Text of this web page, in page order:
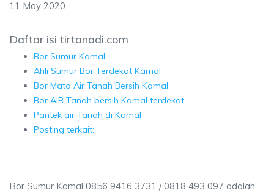
11 May 2020
Daftar isi tirtanadi.com
Bor Sumur Kamal
Ahli Sumur Bor Terdekat Kamal
Bor Mata Air Tanah Bersih Kamal
Bor AIR Tanah bersih Kamal terdekat
Pantek air Tanah di Kamal
Posting terkait:
Bor Sumur Kamal 0856 9416 3731 / 0818 493 097 adalah